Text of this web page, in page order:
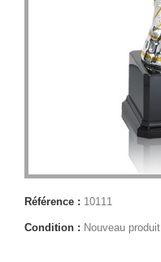
Référence : 10111
Condition : Nouveau produit